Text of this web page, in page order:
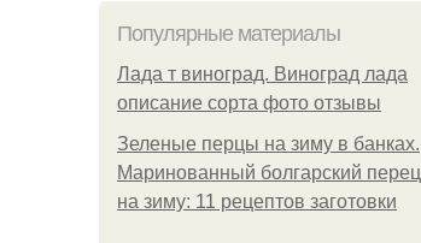
Популярные материалы
Лада т виноград. Виноград лада
описание сорта фото отзывы
Зеленые перцы на зиму в банках.
Маринованный болгарский перец
на зиму: 11 рецептов заготовки